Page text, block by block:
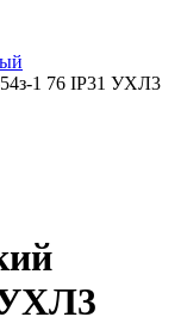
1 76 IP31 УХЛ3